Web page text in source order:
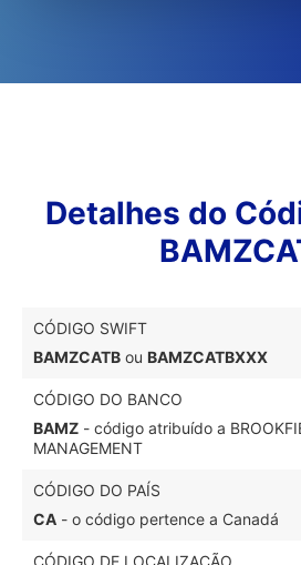
Detalhes do
CÓDIGO SWIFT
BAMZCATB ou BAMZCATBXXX
CÓDIGO DO BANCO
BAMZ - código atribuído a
MANAGEMENT
CÓDIGO DO PAÍS
CA - o código pertence a Canadá
CÓDIGO DE LOCALIZAÇÃO